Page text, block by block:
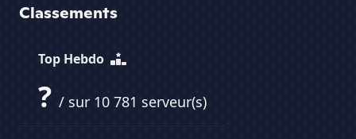
Classements
Top Hebdo
? / sur 10 781 serveur(s)